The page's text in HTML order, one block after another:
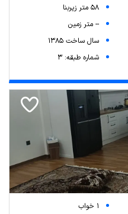
58 متر زیربنا
-- متر زمین
سال ساخت 1385
شماره طبقه: 3
1 خواب